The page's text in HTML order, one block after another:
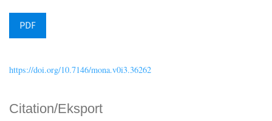
PDF
Citation/Eksport
https://doi.org/10.7146/mona.v0i3.36262